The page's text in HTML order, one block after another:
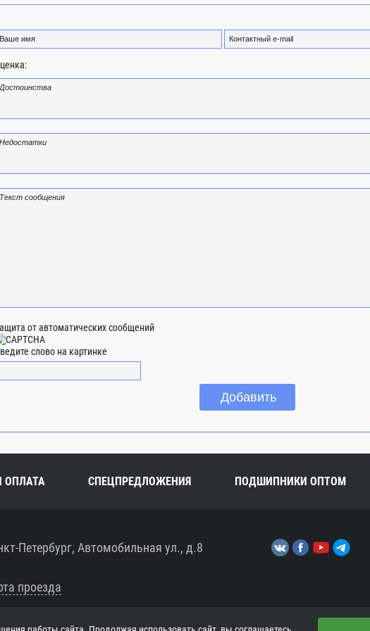
от автоматических сообщений
слово на картинке
ОПЛАТА СПЕЦПРЕДЛОЖЕНИЯ ПОДШИПНИКИ ОПТОМ
Петербург, Автомобильная ул., д.8
проезда